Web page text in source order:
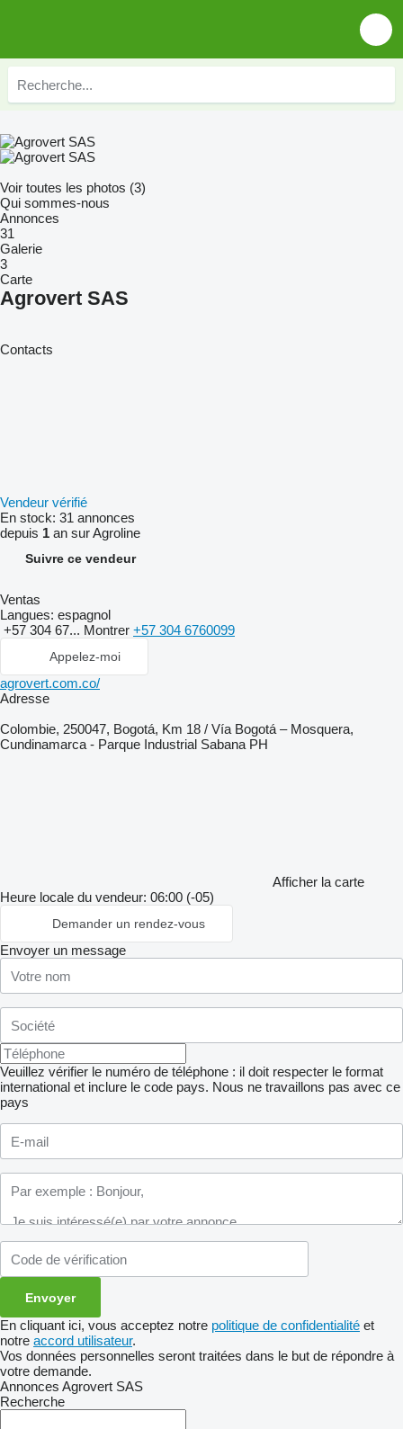
Voir toutes les photos (3)
Qui sommes-nous
Annonces
31
Galerie
3
Carte
Agrovert SAS
Contacts
Vendeur vérifié
En stock: 31 annonces
depuis 1 an sur Agroline
Suivre ce vendeur
Ventas
Langues: espagnol
+57 304 67... Montrer +57 304 6760099
Appelez-moi
agrovert.com.co/
Adresse
Colombie, 250047, Bogotá, Km 18 / Vía Bogotá – Mosquera,
Cundinamarca - Parque Industrial Sabana PH
Afficher la carte
Heure locale du vendeur: 06:00 (-05)
Demander un rendez-vous
Envoyer un message
Veuillez vérifier le numéro de téléphone : il doit respecter le format
international et inclure le code pays. Nous ne travaillons pas avec ce
pays
En cliquant ici, vous acceptez notre politique de confidentialité et
notre accord utilisateur.
Vos données personnelles seront traitées dans le but de répondre à
votre demande.
Annonces Agrovert SAS
Recherche